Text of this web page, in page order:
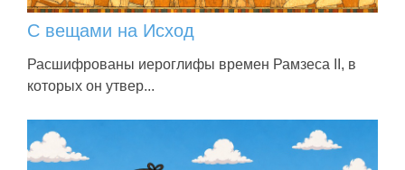
С вещами на Исход
Расшифрованы иероглифы времен Рамзеса II, в
которых он утвер...